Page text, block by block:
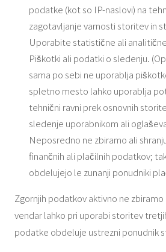
podatke (kot so IP-naslovi) na
zagotavljanje varnosti storitev in
Uporabite statistične ali
Piškotki ali podatki o sledenju.
sama po sebi ne uporablja
spletno mesto lahko uporablja
tehnični ravni prek osnovnih
sledenje uporabnikom ali
Neposredno ne zbiramo ali
finančnih ali plačilnih podatkov;
obdelujejo le zunanji ponudniki
Zgornjih podatkov aktivno ne zbiramo
vendar lahko pri uporabi storitev
podatke obdeluje ustrezni ponudnik